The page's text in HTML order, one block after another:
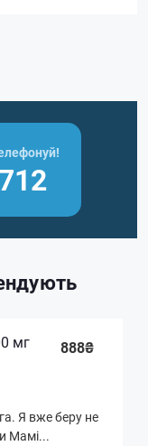
мг 888₴
Я вже беру не
Мамі...